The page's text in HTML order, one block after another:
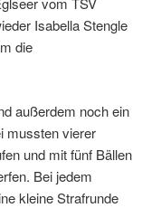
Isabella Stengle
die
außerdem noch ein
mussten vierer
und mit fünf Bällen
Bei jedem
kleine Strafrunde